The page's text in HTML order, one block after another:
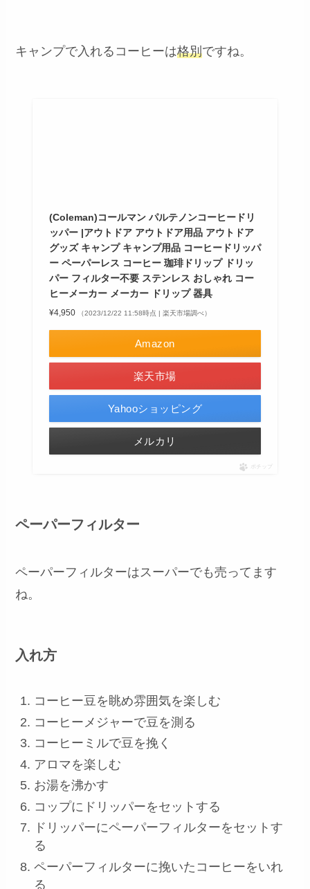
キャンプで入れるコーヒーは格別ですね。
(Coleman)コールマン パルテノンコーヒードリ
ッパー |アウトドア アウトドア用品 アウトドア
グッズ キャンプ キャンプ用品 コーヒードリッパ
ー ペーパーレス コーヒー 珈琲ドリップ ドリッ
パー フィルター不要 ステンレス おしゃれ コー
ヒーメーカー メーカー ドリップ 器具
¥4,950 （2023/12/22 11:58時点 | 楽天市場調べ）
Amazon
楽天市場
Yahooショッピング
メルカリ
ポチップ
ペーパーフィルター
ペーパーフィルターはスーパーでも売ってます
ね。
入れ方
コーヒー豆を眺め雰囲気を楽しむ
コーヒーメジャーで豆を測る
コーヒーミルで豆を挽く
アロマを楽しむ
お湯を沸かす
コップにドリッパーをセットする
ドリッパーにペーパーフィルターをセットす
る
ペーパーフィルターに挽いたコーヒーをいれ
る